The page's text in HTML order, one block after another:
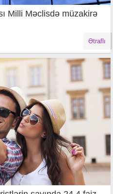
Milli Məclisdə müzakirə
Ətraflı